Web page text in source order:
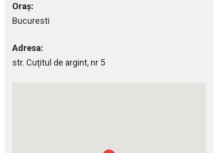
Oraș:
Bucuresti
Adresa:
str. Cuțitul de argint, nr 5